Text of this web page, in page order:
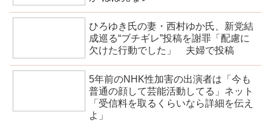
ひろゆき氏の妻・西村ゆか氏、新党結
成巡る“ブチギレ”投稿を謝罪「配慮に
欠けた行動でした」 夫婦で投稿
5年前のNHK性加害の出演者は「今も
普通の顔して芸能活動してる」ネット
「受信料を取るくらいなら詳細を伝え
よ」